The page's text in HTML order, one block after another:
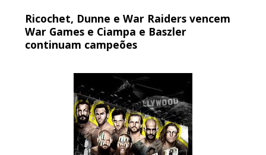
sem Brie Bella
SCSA867-Aug 07 2026
AEW: Samoa Joe faz tease de regresso no All In
Aug 07 2026
Ricochet, Dunne e War Raiders vencem
War Games e Ciampa e Baszler
continuam campeões